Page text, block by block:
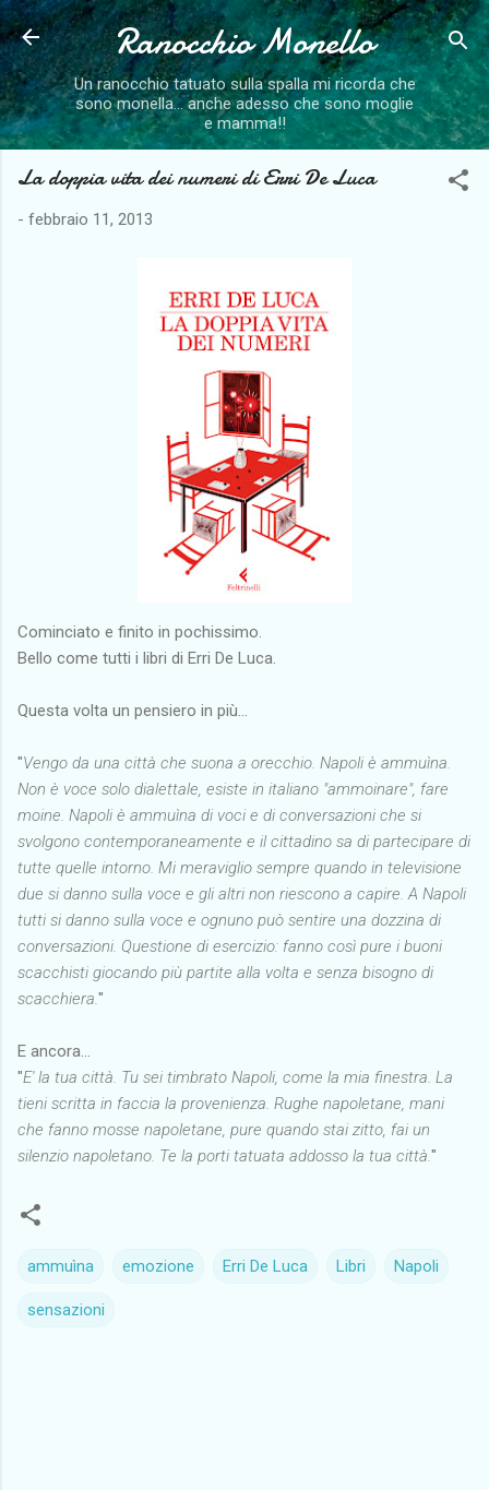
Passa ai contenuti principali
Ranocchio Monello
Un ranocchio tatuato sulla spalla mi ricorda che
sono monella... anche adesso che sono moglie
e mamma!!
La doppia vita dei numeri di Erri De Luca
- febbraio 11, 2013
Cominciato e finito in pochissimo.
Bello come tutti i libri di Erri De Luca.
Questa volta un pensiero in più...
"Vengo da una città che suona a orecchio. Napoli è ammuìna.
Non è voce solo dialettale, esiste in italiano "ammoinare", fare
moine. Napoli è ammuìna di voci e di conversazioni che si
svolgono contemporaneamente e il cittadino sa di partecipare di
tutte quelle intorno. Mi meraviglio sempre quando in televisione
due si danno sulla voce e gli altri non riescono a capire. A Napoli
tutti si danno sulla voce e ognuno può sentire una dozzina di
conversazioni. Questione di esercizio: fanno così pure i buoni
scacchisti giocando più partite alla volta e senza bisogno di
scacchiera."
E ancora...
"E' la tua città. Tu sei timbrato Napoli, come la mia finestra. La
tieni scritta in faccia la provenienza. Rughe napoletane, mani
che fanno mosse napoletane, pure quando stai zitto, fai un
silenzio napoletano. Te la porti tatuata addosso la tua città."
ammuìna emozione Erri De Luca Libri Napoli
sensazioni